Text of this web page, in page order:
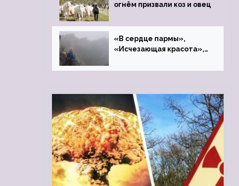
огнём призвали коз и овец
«В сердце пармы»,
«Исчезающая красота»,